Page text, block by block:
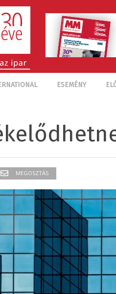
ESEMÉNY
MEGOSZTÁS